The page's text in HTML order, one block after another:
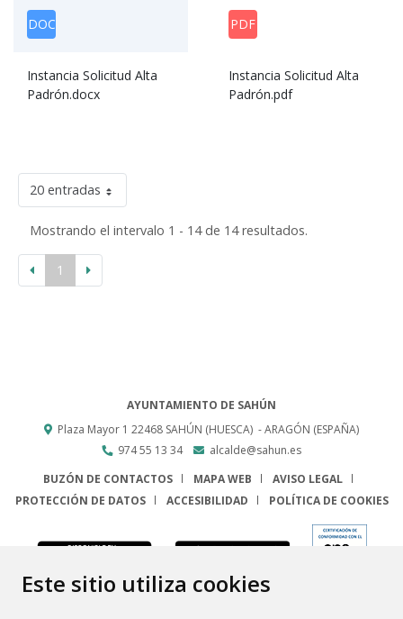
Este sitio utiliza cookies
DOC
Instancia Solicitud Alta
Padrón.docx
PDF
Instancia Solicitud Alta
Padrón.pdf
20 entradas
Mostrando el intervalo 1 - 14 de 14 resultados.
1
AYUNTAMIENTO DE SAHÚN
Plaza Mayor 1 22468 SAHÚN (HUESCA) - ARAGÓN (ESPAÑA)
974 55 13 34
alcalde@sahun.es
BUZÓN DE CONTACTOS
MAPA WEB
AVISO LEGAL
PROTECCIÓN DE DATOS
ACCESIBILIDAD POLÍTICA DE COOKIES